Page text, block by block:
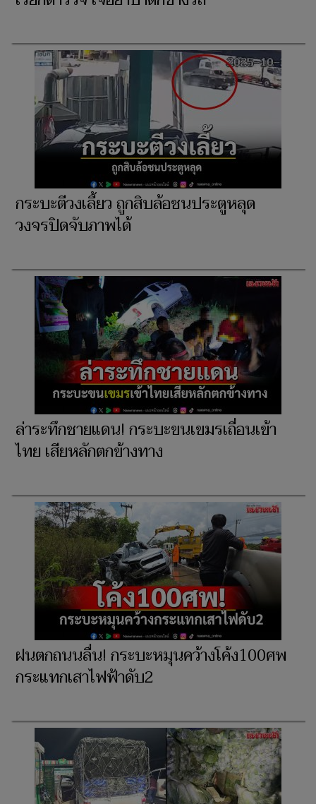
กระบะตีวงเลี้ยว ถูกสิบล้อชนประตูหลุด
วงจรปิดจับภาพได้
ล่าระทึกชายแดน! กระบะขนเขมรเถื่อนเข้า
ไทย เสียหลักตกข้างทาง
ฝนตกถนนลื่น! กระบะหมุนคว้างโค้ง100ศพ
กระแทกเสาไฟฟ้าดับ2